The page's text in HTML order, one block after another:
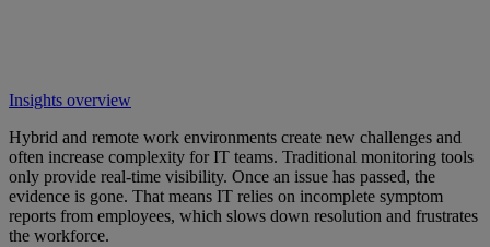
Insights overview
Hybrid and remote work environments create new challenges and
often increase complexity for IT teams. Traditional monitoring tools
only provide real-time visibility. Once an issue has passed, the
evidence is gone. That means IT relies on incomplete symptom
reports from employees, which slows down resolution and frustrates
the workforce.